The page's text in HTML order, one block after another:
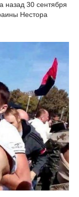
назад 30 сентября
Нестора